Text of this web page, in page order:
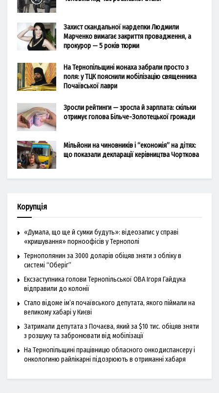
Захист скандальної нардепки Людмили
Марченко вимагає закриття провадження, а
прокурор — 5 років тюрми
На Тернопільщині монаха забрали просто з
поля: у ТЦК пояснили мобілізацію священника
Почаївської лаври
Зросли рейтинги — зросла й зарплата: скільки
отримує голова Більче-Золотецької громади
Мільйони на чиновників і “економія” на дітях:
що показали декларації керівництва Чорткова
Корупція
«Думала, що ще й сумки будуть»: відеозапис у справі
«кришування» порноофісів у Тернополі
Тернополянин за 3000 доларів обіцяв зняти з обліку в
системі “Оберіг”
Ексзаступника голови Тернопільської ОВА Ігоря Гайдука
відправили до колонії
Стало відоме ім’я почаївського депутата, якого піймали на
великому хабарі у Києві
Затримали депутата з Почаєва, який за $10 тис. обіцяв зняти
з розшуку та забронювати від мобілізації
На Тернопільщині працівницю обласного онкодиспансеру і
онкологиню райлікарні підозрюють в отриманні хабаря